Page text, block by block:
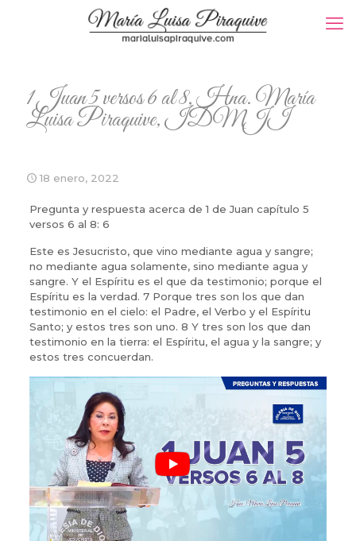
1 Juan 5 versos 6 al 8, Hna. María
Luisa Piraquive, IDMJI
18 enero, 2022
Pregunta y respuesta acerca de 1 de Juan capítulo 5
versos 6 al 8: 6
Este es Jesucristo, que vino mediante agua y sangre;
no mediante agua solamente, sino mediante agua y
sangre. Y el Espíritu es el que da testimonio; porque el
Espíritu es la verdad. 7 Porque tres son los que dan
testimonio en el cielo: el Padre, el Verbo y el Espíritu
Santo; y estos tres son uno. 8 Y tres son los que dan
testimonio en la tierra: el Espíritu, el agua y la sangre; y
estos tres concuerdan.